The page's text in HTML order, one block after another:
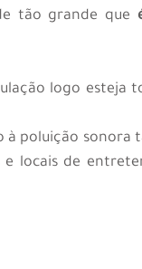
tão grande que
logo esteja
poluição sonora
locais de